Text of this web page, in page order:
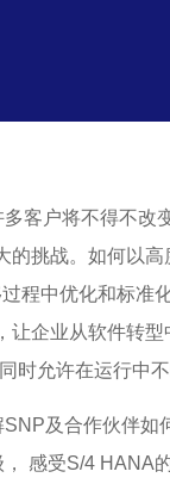
客户将不得不改
的挑战。如何以高
程中优化和标准
让企业从软件转
时允许在运行中不
及合作伙伴如
感受S/4 HANA